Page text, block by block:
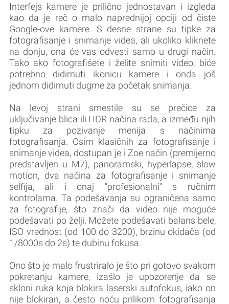
Interfejs kamere je prilično jednostavan i izgleda
kao da je reč o malo naprednijoj opciji od čiste
Google-ove kamere. S desne strane su tipke za
fotografisanje i snimanje videa, ali ukoliko kliknete
na donju, ona će vas odvesti samo u drugi način.
Tako ako fotografišete i želite snimiti video, biće
potrebno didirnuti ikonicu kamere i onda još
jednom didirnuti dugme za početak snimanja.
Na levoj strani smestile su se prečice za
uključivanje blica ili HDR načina rada, a između njih
tipku za pozivanje menija s načinima
fotografisanja. Osim klasičnih za fotografisanje i
snimanje videa, dostupan je i Zoe način (premijerno
predstavljen u M7), panoramski, hyperlapse, slow
motion, dva načina za fotografisanje i snimanje
selfija, ali i onaj "profesionalni" s ručnim
kontrolama. Ta podešavanja su ograničena samo
za fotografije, što znači da video nije moguće
podešavati po želji. Možete podešavati balans bele,
ISO vrednost (od 100 do 3200), brzinu okidača (od
1/8000s do 2s) te dubinu fokusa.
Ono što je malo frustriralo je što pri gotovo svakom
pokretanju kamere, izašlo je upozorenje da se
skloni ruka koja blokira laserski autofokus, iako on
nije blokiran, a često noću prilikom fotografisanja